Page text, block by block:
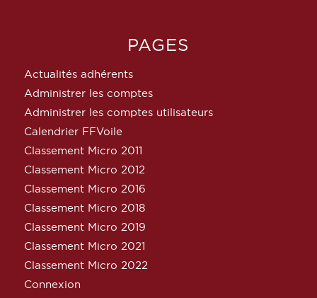
PAGES
Actualités adhérents
Administrer les comptes
Administrer les comptes utilisateurs
Calendrier FFVoile
Classement Micro 2011
Classement Micro 2012
Classement Micro 2016
Classement Micro 2018
Classement Micro 2019
Classement Micro 2021
Classement Micro 2022
Connexion